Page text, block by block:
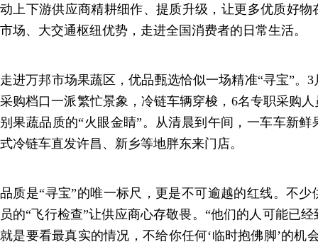
动上下游供应商精耕细作、提质升级，让更多优质好
市场、大交通枢纽优势，走进全国消费者的日常生活。
走进万邦市场果蔬区，优品甄选恰似一场精准“寻宝”。
采购档口一派繁忙景象，冷链车辆穿梭，6名专职采购
别果蔬品质的“火眼金睛”。从清晨到午间，一车车新
式冷链车直发许昌、新乡等地胖东来门店。
品质是“寻宝”的唯一标尺，更是不可逾越的红线。不
员的“飞行检查”让供应商心存敬畏。“他们的人可能已
就是要看最真实的情况，不给你任何‘临时抱佛脚’的机